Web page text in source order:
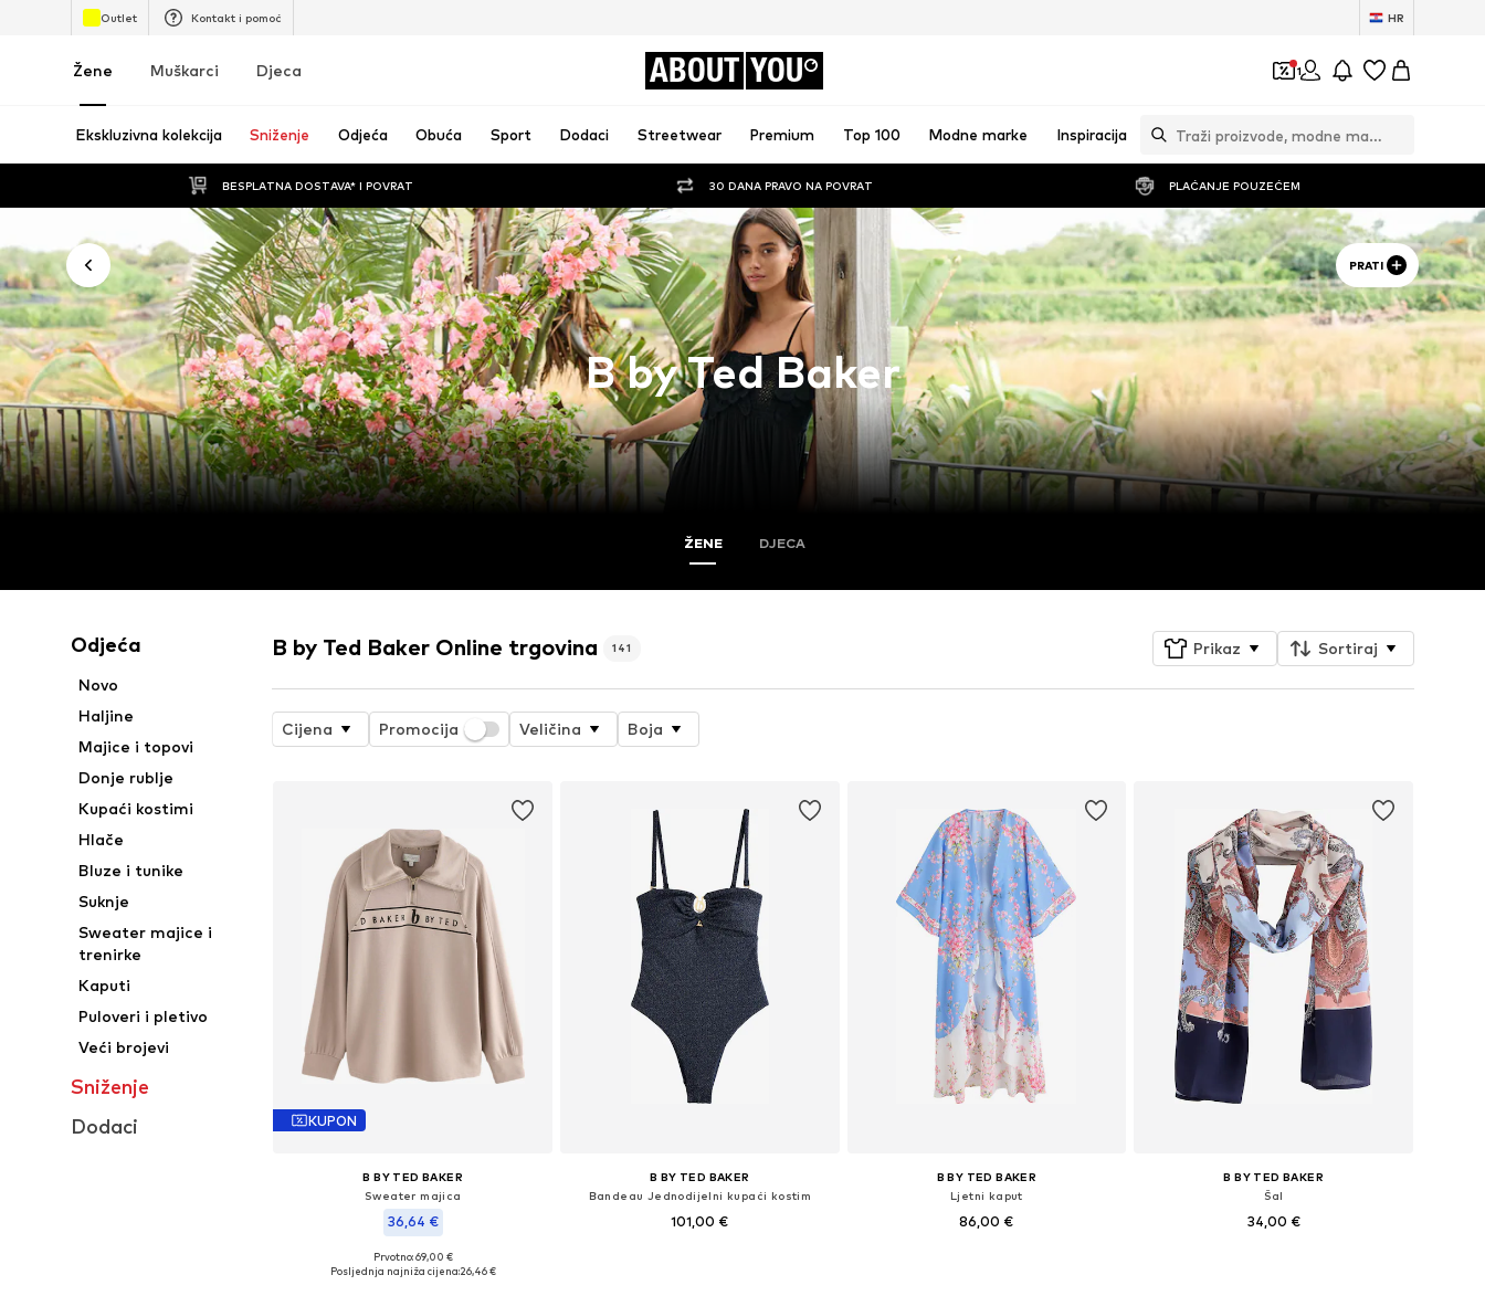
Outlet Kontakt i pomoć HR
Žene Muškarci Djeca ABOUT YOU 1
Ekskluzivna kolekcija Sniženje Odjeća Obuća Sport Dodaci Streetwear Premium Top 100 Modne marke Inspiracija
BESPLATNA DOSTAVA* I POVRAT 30 DANA PRAVO NA POVRAT PLAĆANJE POUZEĆEM
PRATI
B by Ted Baker
ŽENE DJECA
Odjeća
Novo
Haljine
Majice i topovi
Donje rublje
Kupaći kostimi
Hlače
Bluze i tunike
Suknje
Sweater majice i
trenirke
Kaputi
Puloveri i pletivo
Veći brojevi
Sniženje
Dodaci
B by Ted Baker Online trgovina 141 Prikaz Sortiraj
Cijena Promocija Veličina Boja
KUPON
B BY TED BAKER
Sweater majica
36,64 €
Dostupne veličine: M, L, XL, XXL
Prvotno: 69,00 €
Posljednja najniža cijena:26,46 €
B BY TED BAKER
Bandeau Jednodijelni kupaći kostim
101,00 €
B BY TED BAKER
Ljetni kaput
86,00 €
B BY TED BAKER
Šal
34,00 €